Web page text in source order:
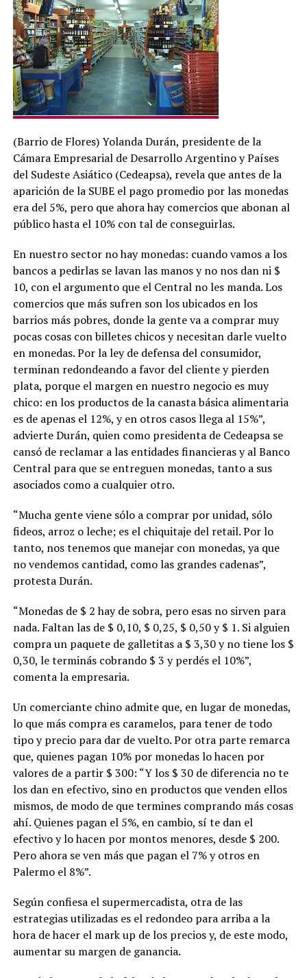
(Barrio de Flores) Yolanda Durán, presidente de la
Cámara Empresarial de Desarrollo Argentino y Países
del Sudeste Asiático (Cedeapsa), revela que antes de la
aparición de la SUBE el pago promedio por las monedas
era del 5%, pero que ahora hay comercios que abonan al
público hasta el 10% con tal de conseguirlas.
En nuestro sector no hay monedas: cuando vamos a los
bancos a pedirlas se lavan las manos y no nos dan ni $
10, con el argumento que el Central no les manda. Los
comercios que más sufren son los ubicados en los
barrios más pobres, donde la gente va a comprar muy
pocas cosas con billetes chicos y necesitan darle vuelto
en monedas. Por la ley de defensa del consumidor,
terminan redondeando a favor del cliente y pierden
plata, porque el margen en nuestro negocio es muy
chico: en los productos de la canasta básica alimentaria
es de apenas el 12%, y en otros casos llega al 15%”,
advierte Durán, quien como presidenta de Cedeapsa se
cansó de reclamar a las entidades financieras y al Banco
Central para que se entreguen monedas, tanto a sus
asociados como a cualquier otro.
“Mucha gente viene sólo a comprar por unidad, sólo
fideos, arroz o leche; es el chiquitaje del retail. Por lo
tanto, nos tenemos que manejar con monedas, ya que
no vendemos cantidad, como las grandes cadenas”,
protesta Durán.
“Monedas de $ 2 hay de sobra, pero esas no sirven para
nada. Faltan las de $ 0,10, $ 0,25, $ 0,50 y $ 1. Si alguien
compra un paquete de galletitas a $ 3,30 y no tiene los $
0,30, le terminás cobrando $ 3 y perdés el 10%”,
comenta la empresaria.
Un comerciante chino admite que, en lugar de monedas,
lo que más compra es caramelos, para tener de todo
tipo y precio para dar de vuelto. Por otra parte remarca
que, quienes pagan 10% por monedas lo hacen por
valores de a partir $ 300: “Y los $ 30 de diferencia no te
los dan en efectivo, sino en productos que venden ellos
mismos, de modo de que termines comprando más cosas
ahí. Quienes pagan el 5%, en cambio, sí te dan el
efectivo y lo hacen por montos menores, desde $ 200.
Pero ahora se ven más que pagan el 7% y otros en
Palermo el 8%”.
Según confiesa el supermercadista, otra de las
estrategias utilizadas es el redondeo para arriba a la
hora de hacer el mark up de los precios y, de este modo,
aumentar su margen de ganancia.